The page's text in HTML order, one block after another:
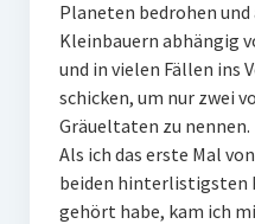
Planeten bedrohen und
Kleinbauern abhängig
und in vielen Fällen ins
schicken, um nur zwei
Gräueltaten zu nennen.
Als ich das erste Mal
beiden hinterlistigsten
gehört habe, kam ich